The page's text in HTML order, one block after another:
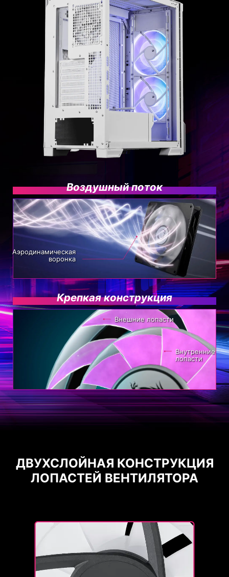
Радиатор
Воздушный поток
Аэродинамическая
воронка
Крепкая конструкция
Внешние лопасти
Внутренние
лопасти
ДВУХСЛОЙНАЯ КОНСТРУКЦИЯ
ЛОПАСТЕЙ ВЕНТИЛЯТОРА